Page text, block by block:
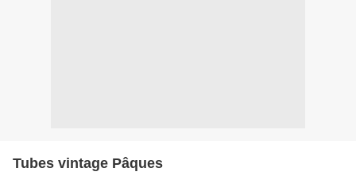
Tubes vintage Pâques